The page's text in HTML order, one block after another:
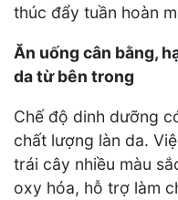
thúc đẩy tuần hoàn
Ăn uống cân bằng,
da từ bên trong
Chế độ dinh dưỡng
chất lượng làn da.
trái cây nhiều màu
oxy hóa, hỗ trợ làm